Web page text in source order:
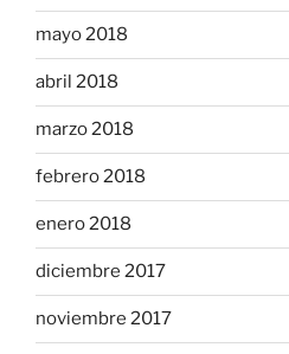
mayo 2018
abril 2018
marzo 2018
febrero 2018
enero 2018
diciembre 2017
noviembre 2017